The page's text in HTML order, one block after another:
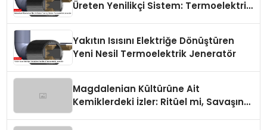
Üreten Yenilikçi Sistem: Termoelektrik
Yakıtın Isısını Elektriğe Dönüştüren
Yeni Nesil Termoelektrik Jeneratör
Magdalenian Kültürüne Ait
Kemiklerdeki İzler: Ritüel mi, Savaşın